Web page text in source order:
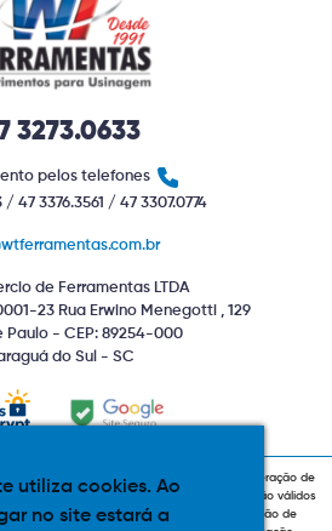
3273.0633
pelos telefones
/ 47 3376.3561 / 47 3307.0774
de Ferramentas LTDA
23 Rua Erwino Menegotti , 129
Paulo - CEP: 89254-000
do Sul - SC
com estoque indiponível sujeitos a alteração de
e prazos de pagamento expostos aqui são válidos
As fotos, textos e layout aqui veiculados são de
utiliza cookies. Ao
no site estará a